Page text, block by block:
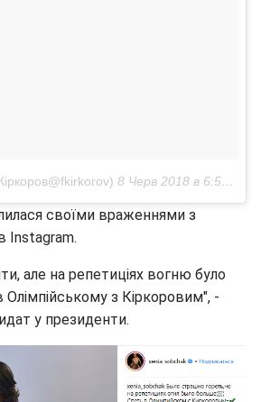
8 Черв 2018 в 6:57 PDT
своїми враженнями з
Instagram.
але на репетиціях вогню було
Олімпійському з Кіркоровим", -
у президенти.